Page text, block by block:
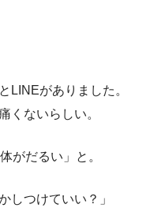
LINEがありました。
くないらしい。
がだるい」と。
しつけていい？」